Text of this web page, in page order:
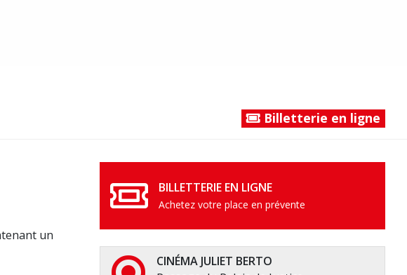
Billetterie en ligne
un
BILLETTERIE EN LIGNE
Achetez votre place en prévente
CINÉMA JULIET BERTO